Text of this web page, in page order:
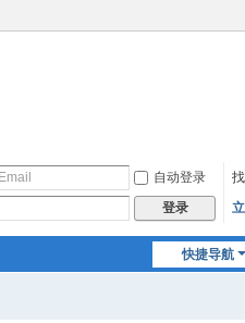
自动登录
登录
快捷导航